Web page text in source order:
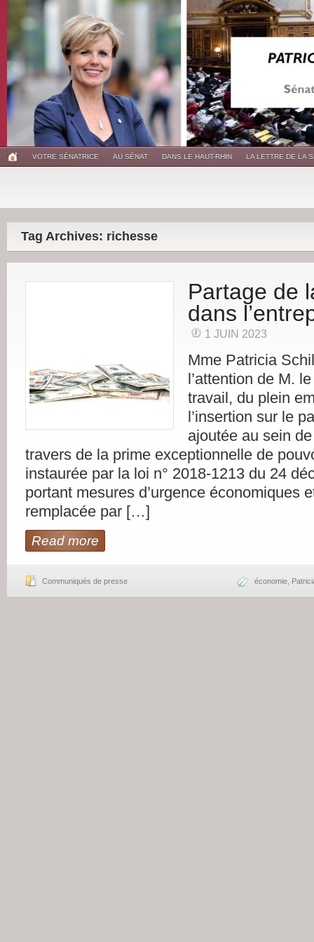
VOTRE SÉNATRICE AU SÉNAT DANS LE HAUT-RHIN LA LETTRE DE LA
Tag Archives: richesse
Partage de
dans
1 JUIN 2023
Mme Patricia
l’attention de M.
travail, du plein
l’insertion sur le
ajoutée au sein
travers de la prime exceptionnelle de
instaurée par la loi n° 2018-1213 du 24
portant mesures d’urgence économiques
remplacée par […]
Read more
Communiqués de presse économie